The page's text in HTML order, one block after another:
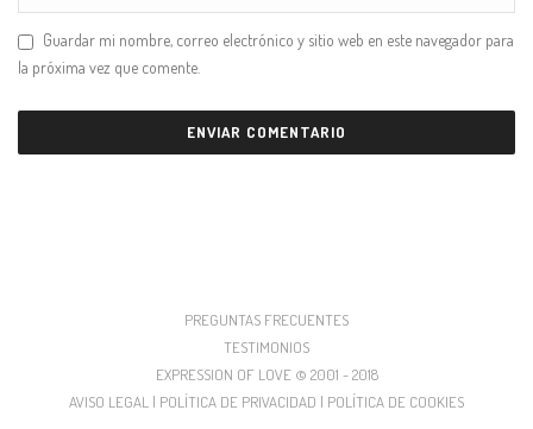
Guardar mi nombre, correo electrónico y sitio web en este navegador para
la próxima vez que comente.
PREGUNTAS FRECUENTES
TESTIMONIOS
EXPRESSION OF LOVE © 2001 - 2018
AVISO LEGAL | POLÍTICA DE PRIVACIDAD | POLÍTICA DE COOKIES